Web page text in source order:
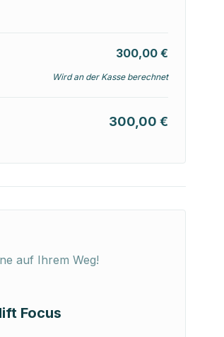
300,00 €
Wird an der Kasse berechnet
300,00 €
auf Ihrem Weg!
Focus